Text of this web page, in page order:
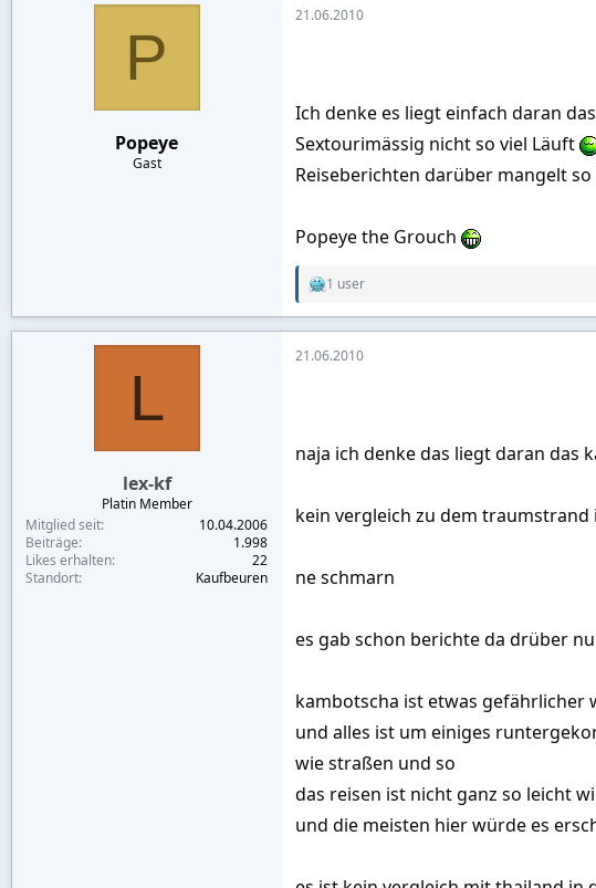
t
:
P
Popeye
Gast
21.06.2010
Ich denke es liegt einfach daran
Sextourimässig nicht so viel Läuft
Reiseberichten darüber mangelt
Popeye the Grouch
R
t
:
1 user
L
lex-kf
Platin Member
Mitglied seit
10.04.2006
Beiträge
1.998
Likes erhalten
22
Standort
Kaufbeuren
21.06.2010
naja ich denke das liegt daran das
kein vergleich zu dem traumstrand
ne schmarn
es gab schon berichte da drüber
kambotscha ist etwas gefährlicher
und alles ist um einiges
wie straßen und so
das reisen ist nicht ganz so leicht
und die meisten hier würde es